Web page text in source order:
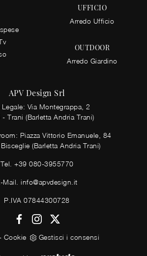
UFFICIO
Arredo Ufficio
OUTDOOR
Arredo Giardino
APV Design Srl
Legale: Via Montegrappa, 2
Trani (Barletta Andria Trani)
Piazza Vittorio Emanuele, 84
(Barletta Andria Trani)
Tel. +39 080-3955770
Mail.info@apvdesign.it
P.IVA 07844300728
Cookie Gestisci i consensi